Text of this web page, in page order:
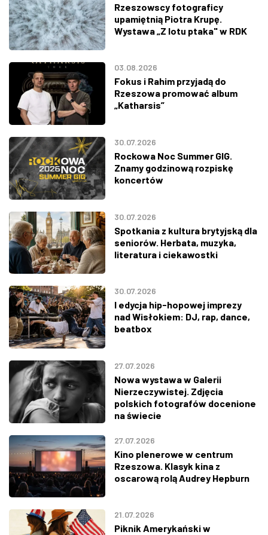
Rzeszowscy fotograficy
upamiętnią Piotra Krupę.
Wystawa „Z lotu ptaka" w RDK
03.08.2026
Fokus i Rahim przyjadą do
Rzeszowa promować album
„Katharsis”
30.07.2026
Rockowa Noc Summer GIG.
Znamy godzinową rozpiskę
koncertów
30.07.2026
Spotkania z kultura brytyjską dla
seniorów. Herbata, muzyka,
literatura i ciekawostki
30.07.2026
I edycja hip-hopowej imprezy
nad Wisłokiem: DJ, rap, dance,
beatbox
27.07.2026
Nowa wystawa w Galerii
Nierzeczywistej. Zdjęcia
polskich fotografów docenione
na świecie
27.07.2026
Kino plenerowe w centrum
Rzeszowa. Klasyk kina z
oscarową rolą Audrey Hepburn
21.07.2026
Piknik Amerykański w